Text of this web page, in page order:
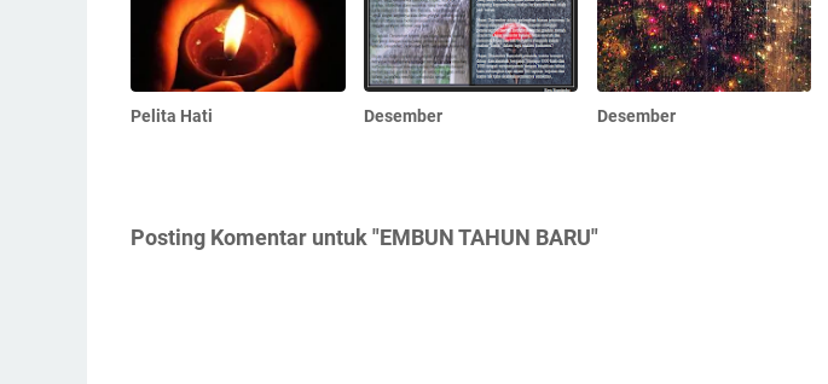
Pelita Hati Desember Desember
Posting Komentar untuk "EMBUN TAHUN BARU"